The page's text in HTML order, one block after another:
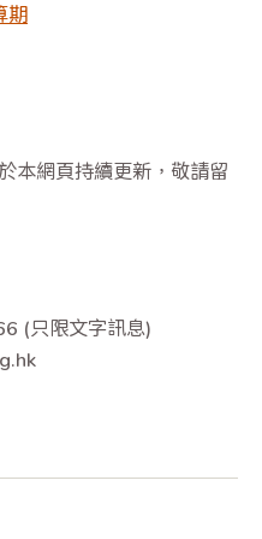
期
本網頁持續更新，敬請留
(只限文字訊息)